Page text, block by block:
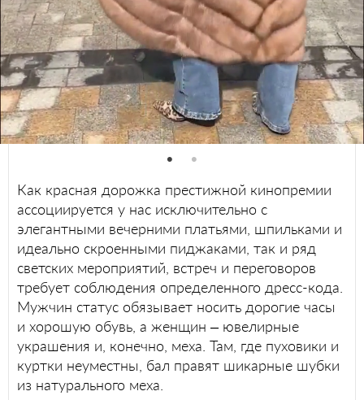
Как красная дорожка престижной кинопремии
ассоциируется у нас исключительно с
элегантными вечерними платьями, шпильками и
идеально скроенными пиджаками, так и ряд
светских мероприятий, встреч и переговоров
требует соблюдения определенного дресс-кода.
Мужчин статус обязывает носить дорогие часы
и хорошую обувь, а женщин – ювелирные
украшения и, конечно, меха. Там, где пуховики и
куртки неуместны, бал правят шикарные шубки
из натурального меха.